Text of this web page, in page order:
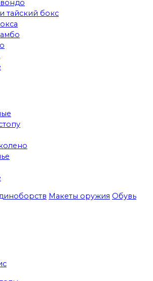
тайский бокс
Макеты оружия Обувь